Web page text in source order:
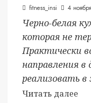
fitness_insi 4
Черно-белая
которая не
Практически
направления
реализовать
Читать далее